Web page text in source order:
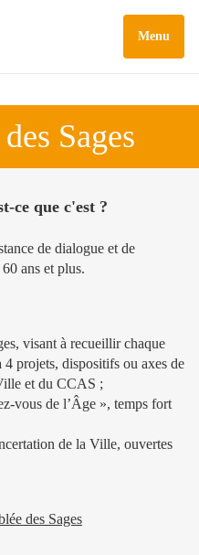
Menu
Sages
ce que c'est ?
de dialogue et de
ans et plus.
visant à recueillir chaque
4 projets, dispositifs ou axes de
et du CCAS ;
vous de l’Âge », temps fort
de la Ville, ouvertes
des Sages